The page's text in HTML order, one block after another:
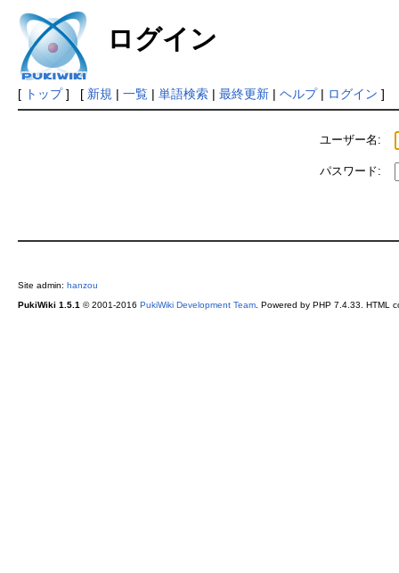
ログイン
[ トップ] [ 新規 | 一覧| 単語検索| 最終更新| ヘルプ| ログイン ]
ユーザー名:
パスワード:
Site admin: hanzou
PukiWiki 1.5.1 © 2001-2016 PukiWiki Development Team. Powered by PHP 7.4.33. HTML